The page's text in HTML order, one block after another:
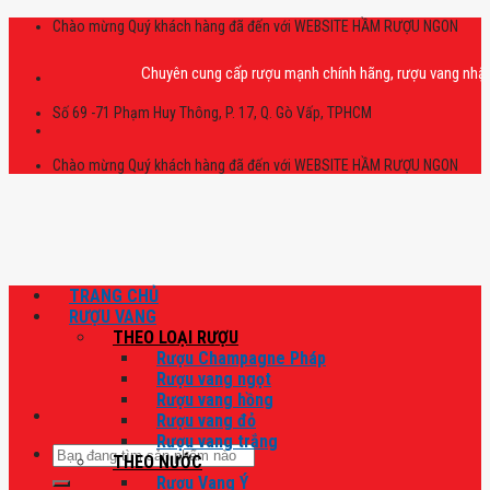
Skip
Chào mừng Quý khách hàng đã đến với WEBSITE HẦM RƯỢU NGON
Chuyên cung cấp rượu mạnh chính hãng, rượu vang nhập
Số 69 -71 Phạm Huy Thông, P. 17, Q. Gò Vấp, TPHCM
Chào mừng Quý khách hàng đã đến với WEBSITE HẦM RƯỢU NGON
Tìm
kiếm:
TRANG CHỦ
RƯỢU VANG
THEO LOẠI RƯỢU
Rượu Champagne Pháp
Rượu vang ngọt
Rượu vang hồng
Rượu vang đỏ
Rượu vang trắng
THEO NƯỚC
Rượu Vang Ý